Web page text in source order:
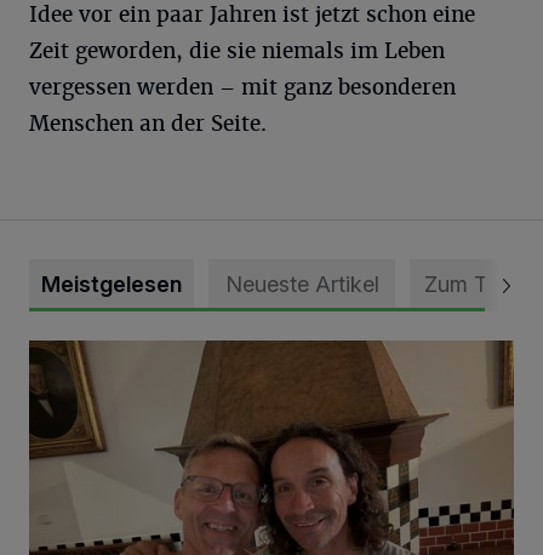
Idee vor ein paar Jahren ist jetzt schon eine
Zeit geworden, die sie niemals im Leben
vergessen werden – mit ganz besonderen
Menschen an der Seite.
Meistgelesen Neueste Artikel Zum Thema
„Loss dir nix jefalle“ in 7 Tage 1 Song